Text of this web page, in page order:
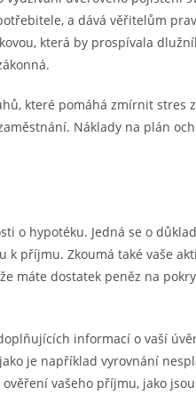
a dává věřitelům
která by prospívala
které pomáhá zmírnit stres
Náklady na plán
o hypotéku. Jedná se o
příjmu. Zkoumá také vaše
máte dostatek peněz na
informací o vaší
je například vyrovnání
vašeho příjmu, jako